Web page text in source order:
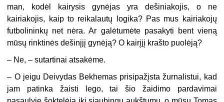
man, kodėl kairysis gynėjas yra dešiniakojis, o ne
kairiakojis, kaip to reikalautų logika? Pas mus kairiakojų
futbolininkų net nėra. Ar galėtumėte pasakyti bent vieną
mūsų rinktinės dešinįjį gynėją? O kairįjį krašto puolėją?
– Ne, – sutartinai atsakėme.
– O jeigu Deivydas Bekhemas prisipažįsta žurnalistui, kad
jam patinka žaisti lego, tai šio žaidimo pardavimai